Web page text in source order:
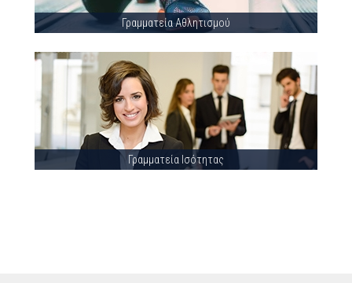
Γραμματεία Αθλητισμού
Γραμματεία Ισότητας